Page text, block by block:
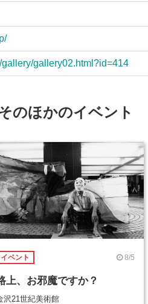
gallery/gallery02.html?id=414
のほかのイベント
イベント 8/5
上、お邪魔ですか？
沢21世紀美術館